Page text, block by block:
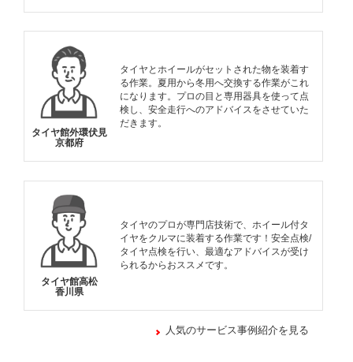
タイヤ館外環伏見
京都府
タイヤとホイールがセットされた物を装着す
る作業。夏用から冬用へ交換する作業がこれ
になります。プロの目と専用器具を使って点
検し、安全走行へのアドバイスをさせていた
だきます。
タイヤ館高松
香川県
タイヤのプロが専門店技術で、ホイール付タ
イヤをクルマに装着する作業です！安全点検/
タイヤ点検を行い、最適なアドバイスが受け
られるからおススメです。
人気のサービス事例紹介を見る